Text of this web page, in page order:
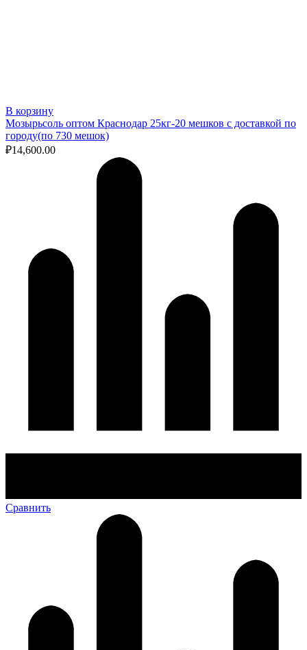
В корзину
Мозырьсоль оптом Краснодар 25кг-20 мешков с доставкой по
городу(по 730 мешок)
₽14,600.00
Сравнить